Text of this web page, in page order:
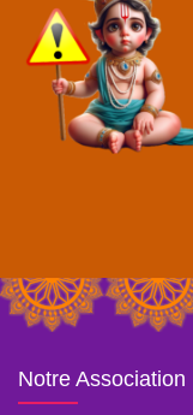
Notre Association